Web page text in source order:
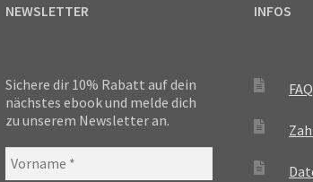
NEWSLETTER
Sichere dir 10% Rabatt auf dein
nächstes ebook und melde dich
zu unserem Newsletter an.
INFOS
FAQ